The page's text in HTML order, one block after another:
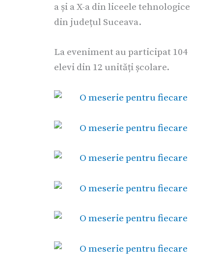
a și a X-a din liceele tehnologice
din județul Suceava.
La eveniment au participat 104
elevi din 12 unități școlare.